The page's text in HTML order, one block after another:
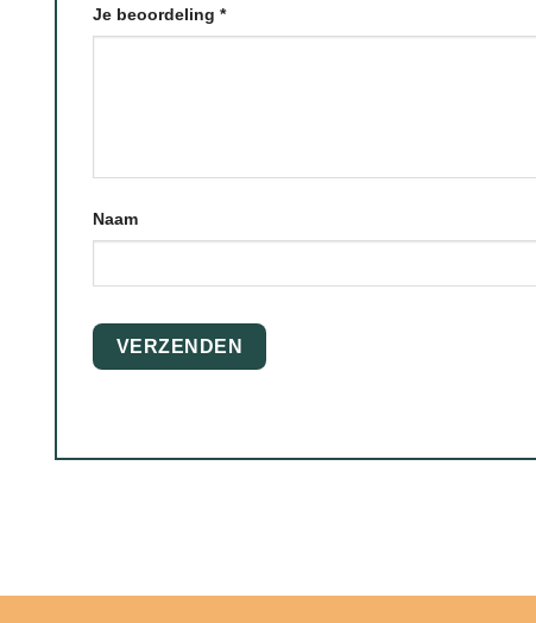
Je beoordeling*
Naam